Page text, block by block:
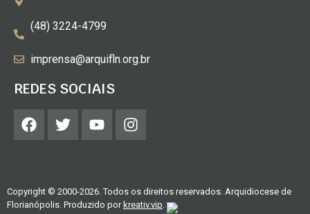
(48) 3224-4799
imprensa@arquifln.org.br
REDES SOCIAIS
Copyright © 2000-2026. Todos os direitos reservados. Arquidiocese de
Florianópolis. Produzido por kreativ.vip